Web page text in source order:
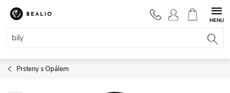
Přejít
obsah
NÁKUPNÍ
KOŠÍK
Prsteny s Opálem